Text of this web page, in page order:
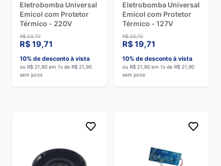
Eletrobomba Universal
Emicol com Protetor
Térmico - 220V
R$ 23,70
R$ 19,71
10% de desconto à vista
ou R$ 21,90 em 1x de R$ 21,90
sem juros
Eletrobomba Universal
Emicol com Protetor
Térmico - 127V
R$ 23,70
R$ 19,71
10% de desconto à vista
ou R$ 21,90 em 1x de R$ 21,90
sem juros